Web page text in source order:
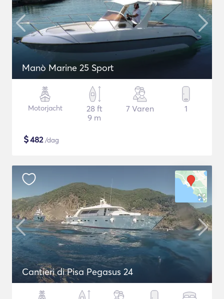
Manò Marine 25 Sport
Motorjacht
28 ft
9 m
7 Varen 1
$482/dag
Cantieri di Pisa Pegasus 24